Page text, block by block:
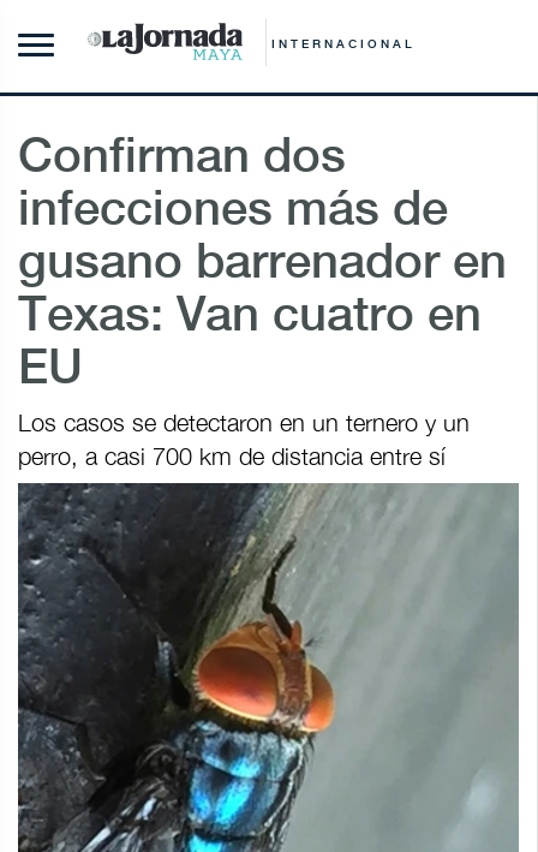
INTERNACIONAL
Confirman dos
infecciones más de
gusano barrenador en
Texas: Van cuatro en
EU
Los casos se detectaron en un ternero y un
perro, a casi 700 km de distancia entre sí